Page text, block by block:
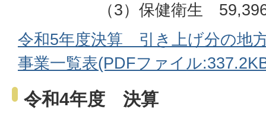
（3）保健衛生 59,396
令和5年度決算 引き上げ分の地
事業一覧表(PDFファイル
令和4年度 決算